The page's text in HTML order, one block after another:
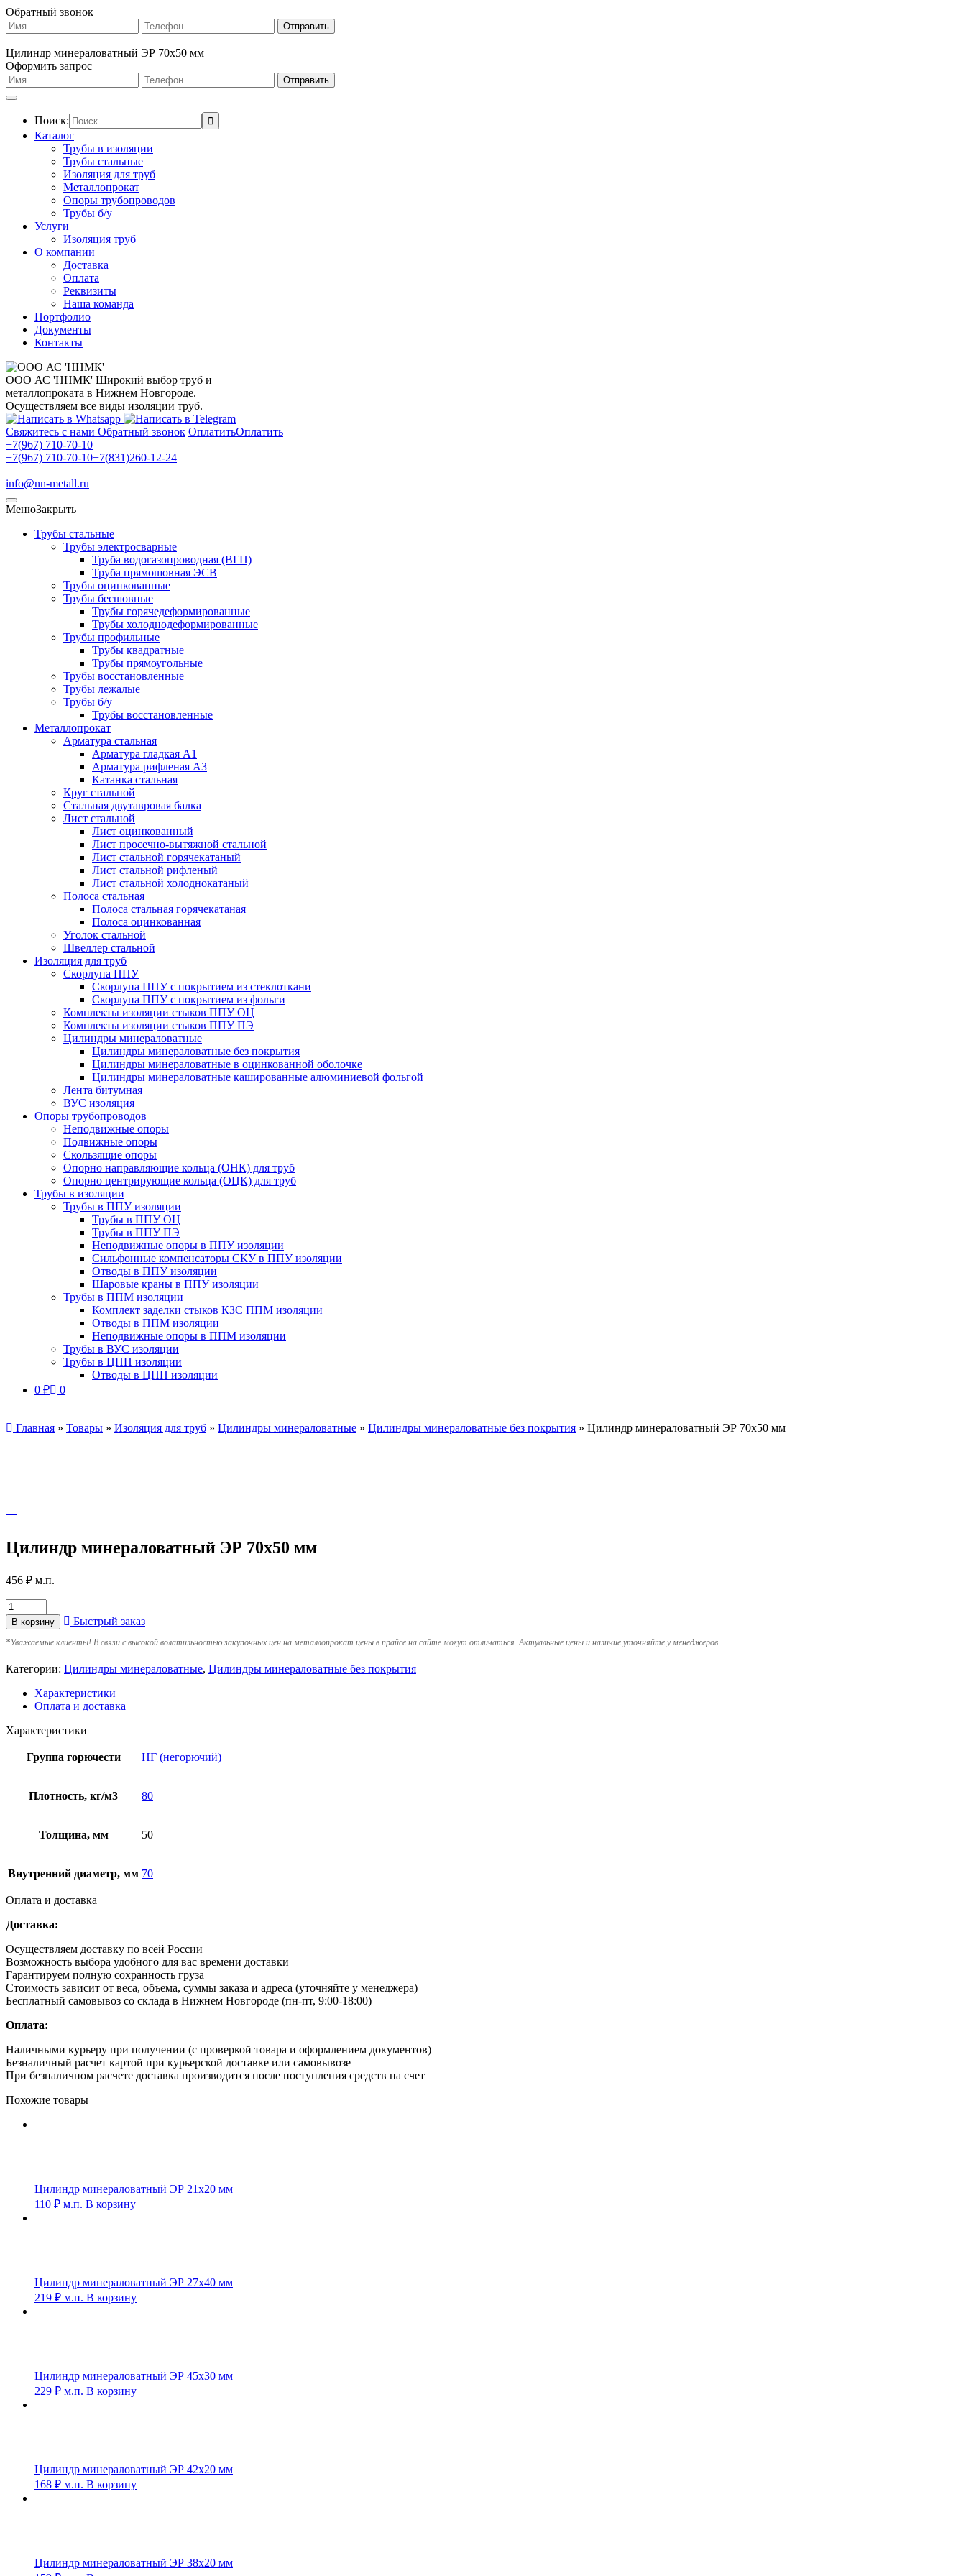
Обратный звонок
Цилиндр минераловатный ЭР 70х50 мм
Оформить запрос
Поиск:
Каталог
Трубы в изоляции
Трубы стальные
Изоляция для труб
Металлопрокат
Опоры трубопроводов
Трубы б/у
Услуги
Изоляция труб
О компании
Доставка
Оплата
Реквизиты
Наша команда
Портфолио
Документы
Контакты
ООО АС 'ННМК' Широкий выбор труб и
металлопроката в Нижнем Новгороде.
Осуществляем все виды изоляции труб.
Свяжитесь с нами Обратный звонок ОплатитьОплатить
+7(967) 710-70-10
+7(967) 710-70-10+7(831)260-12-24
info@nn-metall.ru
МенюЗакрыть
Трубы стальные
Трубы электросварные
Труба водогазопроводная (ВГП)
Труба прямошовная ЭСВ
Трубы оцинкованные
Трубы бесшовные
Трубы горячедеформированные
Трубы холоднодеформированные
Трубы профильные
Трубы квадратные
Трубы прямоугольные
Трубы восстановленные
Трубы лежалые
Трубы б/у
Трубы восстановленные
Металлопрокат
Арматура стальная
Арматура гладкая А1
Арматура рифленая А3
Катанка стальная
Круг стальной
Стальная двутавровая балка
Лист стальной
Лист оцинкованный
Лист просечно-вытяжной стальной
Лист стальной горячекатаный
Лист стальной рифленый
Лист стальной холоднокатаный
Полоса стальная
Полоса стальная горячекатаная
Полоса оцинкованная
Уголок стальной
Швеллер стальной
Изоляция для труб
Скорлупа ППУ
Скорлупа ППУ с покрытием из стеклоткани
Скорлупа ППУ с покрытием из фольги
Комплекты изоляции стыков ППУ ОЦ
Комплекты изоляции стыков ППУ ПЭ
Цилиндры минераловатные
Цилиндры минераловатные без покрытия
Цилиндры минераловатные в оцинкованной оболочке
Цилиндры минераловатные кашированные алюминиевой фольгой
Лента битумная
ВУС изоляция
Опоры трубопроводов
Неподвижные опоры
Подвижные опоры
Скользящие опоры
Опорно направляющие кольца (ОНК) для труб
Опорно центрирующие кольца (ОЦК) для труб
Трубы в изоляции
Трубы в ППУ изоляции
Трубы в ППУ ОЦ
Трубы в ППУ ПЭ
Неподвижные опоры в ППУ изоляции
Сильфонные компенсаторы СКУ в ППУ изоляции
Отводы в ППУ изоляции
Шаровые краны в ППУ изоляции
Трубы в ППМ изоляции
Комплект заделки стыков КЗС ППМ изоляции
Отводы в ППМ изоляции
Неподвижные опоры в ППМ изоляции
Трубы в ВУС изоляции
Трубы в ЦПП изоляции
Отводы в ЦПП изоляции
0 ₽ 0
Главная » Товары » Изоляция для труб » Цилиндры минераловатные » Цилиндры минераловатные без покрытия » Цилиндр минераловатный ЭР 70х50 мм
Цилиндр минераловатный ЭР 70х50 мм
456 ₽ м.п.
В корзину Быстрый заказ
*Уважаемые клиенты! В связи с высокой волатильностью закупочных цен на металлопрокат цены в прайсе на сайте могут отличаться. Актуальные цены и наличие уточняйте у менеджеров.
Категории: Цилиндры минераловатные, Цилиндры минераловатные без покрытия
Характеристики
Оплата и доставка
Характеристики
Группа горючести НГ (негорючий)
Плотность, кг/м3 80
Толщина, мм 50
Внутренний диаметр, мм 70
Оплата и доставка
Доставка:
Осуществляем доставку по всей России
Возможность выбора удобного для вас времени доставки
Гарантируем полную сохранность груза
Стоимость зависит от веса, объема, суммы заказа и адреса (уточняйте у менеджера)
Бесплатный самовывоз со склада в Нижнем Новгороде (пн-пт, 9:00-18:00)
Оплата:
Наличными курьеру при получении (с проверкой товара и оформлением документов)
Безналичный расчет картой при курьерской доставке или самовывозе
При безналичном расчете доставка производится после поступления средств на счет
Похожие товары
Цилиндр минераловатный ЭР 21х20 мм
110 ₽ м.п. В корзину
Цилиндр минераловатный ЭР 27х40 мм
219 ₽ м.п. В корзину
Цилиндр минераловатный ЭР 45х30 мм
229 ₽ м.п. В корзину
Цилиндр минераловатный ЭР 42х20 мм
168 ₽ м.п. В корзину
Цилиндр минераловатный ЭР 38х20 мм